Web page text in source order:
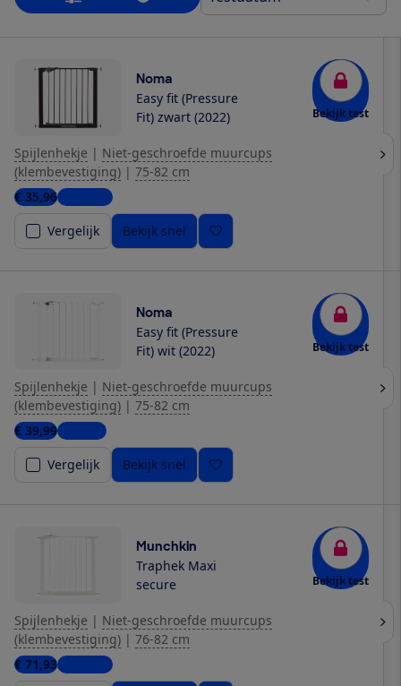
Noma
Easy fit (Pressure
Fit) zwart (2022)
Bekijk test
Spijlenhekje | Niet-geschroefde muurcups
(klembevestiging) | 75-82 cm
€ 35,962 winkels
Vergelijk
Bekijk snel
Noma
Easy fit (Pressure
Fit) wit (2022)
Bekijk test
Spijlenhekje | Niet-geschroefde muurcups
(klembevestiging) | 75-82 cm
€ 39,991 winkel
Vergelijk
Bekijk snel
Munchkin
Traphek Maxi
secure
Bekijk test
Spijlenhekje | Niet-geschroefde muurcups
(klembevestiging) | 76-82 cm
€ 71,933 winkels